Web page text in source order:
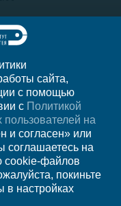
сайта,
с помощью
с Политикой
на
и согласен» или
соглашаетесь на
cookie-файлов
покиньте
в настройках